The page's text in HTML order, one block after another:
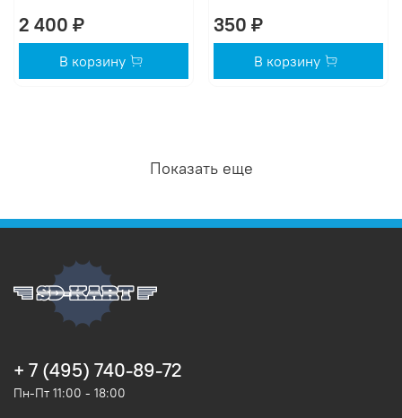
2 400 ₽
В корзину
350 ₽
В корзину
Показать еще
+ 7 (495) 740-89-72
Пн-Пт 11:00 - 18:00